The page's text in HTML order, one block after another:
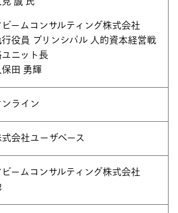
ビームコンサルティング株式会社
役員 プリンシパル 人的資本経営戦
ニット長
田 勇輝
ライン
会社ユーザベース
ビームコンサルティング株式会社